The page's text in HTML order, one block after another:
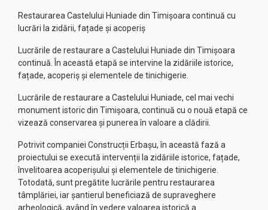
Restaurarea Castelului Huniade din Timișoara continuă cu
lucrări la zidării, fațade și acoperiș
Lucrările de restaurare a Castelului Huniade din Timișoara
continuă. În această etapă se intervine la zidăriile istorice,
fațade, acoperiș și elementele de tinichigerie.
Lucrările de restaurare a Castelului Huniade, cel mai vechi
monument istoric din Timișoara, continuă cu o nouă etapă ce
vizează conservarea și punerea în valoare a clădirii.
Potrivit companiei Construcții Erbașu, în această fază a
proiectului se execută intervenții la zidăriile istorice, fațade,
învelitoarea acoperișului și elementele de tinichigerie.
Totodată, sunt pregătite lucrările pentru restaurarea
tâmplăriei, iar șantierul beneficiază de supraveghere
arheologică, având în vedere valoarea istorică a